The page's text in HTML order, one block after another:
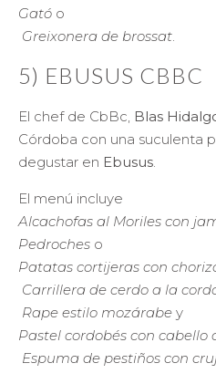
Gató o
Greixonera de brossat.
5) EBUSUS CBBC
El chef de CbBc, Blas
Córdoba con una suculenta
degustar en Ebusus.
El menú incluye
Alcachofas al Moriles con
Pedroches o
Patatas cortijeras con
Carrillera de cerdo a la
Rape estilo mozárabe y
Pastel cordobés con cabello
Espuma de pestiños con